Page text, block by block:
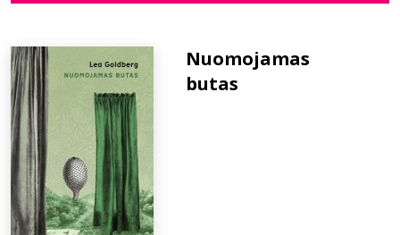
D.U.K.
Nuomojamas
butas